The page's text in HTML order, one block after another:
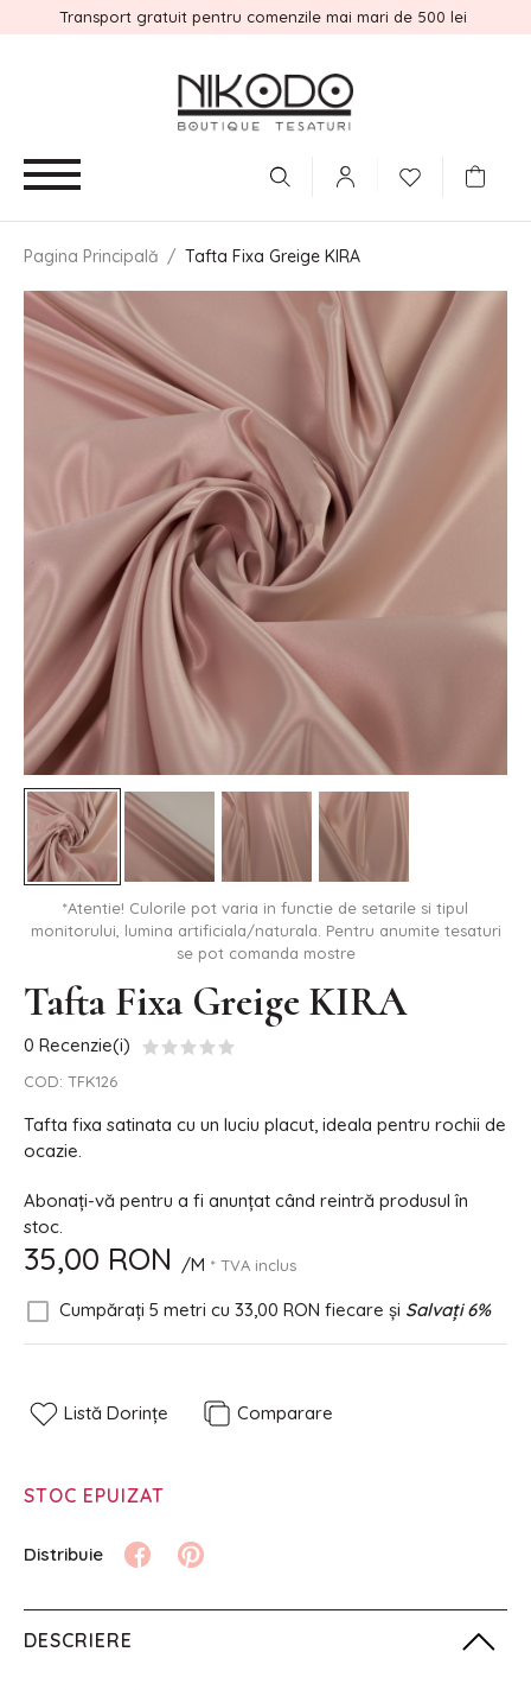
Transport gratuit pentru comenzile mai mari de 500 lei
Pagina Principală / Tafta Fixa Greige KIRA
*Atentie! Culorile pot varia in functie de setarile si tipul
monitorului, lumina artificiala/naturala. Pentru anumite tesaturi
se pot comanda mostre
Tafta Fixa Greige KIRA
0 Recenzie(i)
COD: TFK126
Tafta fixa satinata cu un luciu placut, ideala pentru rochii de
ocazie.
Abonați-vă pentru a fi anunțat când reintră produsul în
stoc.
35,00 RON /M * TVA inclus
Cumpărați 5 metri cu 33,00 RON fiecare și Salvați6%
Listă Dorințe Comparare
STOC EPUIZAT
DESCRIERE